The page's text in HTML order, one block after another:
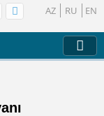
AZ RU EN